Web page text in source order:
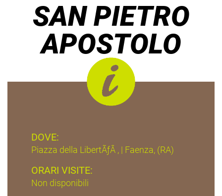
SAN PIETRO
APOSTOLO
DOVE:
Piazza della LibertÃƒÂ , | Faenza, (RA)
ORARI VISITE:
Non disponibili